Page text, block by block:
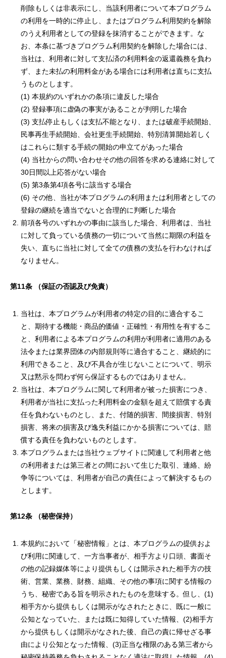
削除もしくは非表示にし、当該利用者について本プログラム
の利用を一時的に停止し、またはプログラム利用契約を解除
のうえ利用者としての登録を抹消することができます。な
お、本条に基づきプログラム利用契約を解除した場合には、
当社は、利用者に対して支払済の利用料金の返還義務を負わ
ず、また未払の利用料金がある場合には利用者は直ちに支払
うものとします。
(1) 本規約のいずれかの条項に違反した場合
(2) 登録事項に虚偽の事実があることが判明した場合
(3) 支払停止もしくは支払不能となり、または破産手続開始、
民事再生手続開始、会社更生手続開始、特別清算開始若しく
はこれらに類する手続の開始の申立てがあった場合
(4) 当社からの問い合わせその他の回答を求める連絡に対して
30日間以上応答がない場合
(5) 第3条第4項各号に該当する場合
(6) その他、当社が本プログラムの利用または利用者としての
登録の継続を適当でないと合理的に判断した場合
前項各号のいずれかの事由に該当した場合、利用者は、当社
に対して負っている債務の一切について当然に期限の利益を
失い、直ちに当社に対して全ての債務の支払を行わなければ
なりません。
第11条 （保証の否認及び免責）
当社は、本プログラムが利用者の特定の目的に適合するこ
と、期待する機能・商品的価値・正確性・有用性を有するこ
と、利用者による本プログラムの利用が利用者に適用のある
法令または業界団体の内部規則等に適合すること、継続的に
利用できること、及び不具合が生じないことについて、明示
又は黙示を問わず何ら保証するものではありません。
当社は、本プログラムに関して利用者が被った損害につき、
利用者が当社に支払った利用料金の金額を超えて賠償する責
任を負わないものとし、また、付随的損害、間接損害、特別
損害、将来の損害及び逸失利益にかかる損害については、賠
償する責任を負わないものとします。
本プログラムまたは当社ウェブサイトに関連して利用者と他
の利用者または第三者との間において生じた取引、連絡、紛
争等については、利用者が自己の責任によって解決するもの
とします。
第12条 （秘密保持）
本規約において「秘密情報」とは、本プログラムの提供およ
び利用に関連して、一方当事者が、相手方より口頭、書面そ
の他の記録媒体等により提供もしくは開示された相手方の技
術、営業、業務、財務、組織、その他の事項に関する情報の
うち、秘密である旨を明示されたものを意味する。但し、(1)
相手方から提供もしくは開示がなされたときに、既に一般に
公知となっていた、または既に知得していた情報、(2)相手方
から提供もしくは開示がなされた後、自己の責に帰せざる事
由により公知となった情報、(3)正当な権限のある第三者から